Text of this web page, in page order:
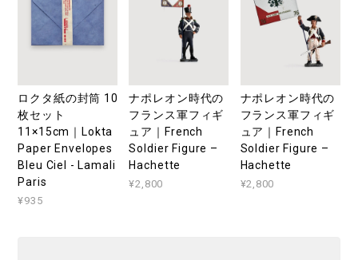
ロクタ紙の封筒 10
枚セット
11×15cm｜Lokta
Paper Envelopes
Bleu Ciel - Lamali
Paris
¥935
ナポレオン時代の
フランス軍フィギ
ュア｜French
Soldier Figure –
Hachette
¥2,800
ナポレオン時代の
フランス軍フィギ
ュア｜French
Soldier Figure –
Hachette
¥2,800